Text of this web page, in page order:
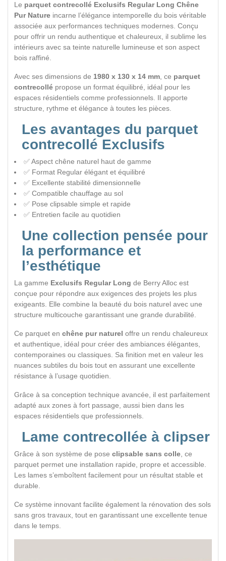
Le parquet contrecollé Exclusifs Regular Long Chêne
Pur Nature incarne l’élégance intemporelle du bois véritable
associée aux performances techniques modernes. Conçu
pour offrir un rendu authentique et chaleureux, il sublime les
intérieurs avec sa teinte naturelle lumineuse et son aspect
bois raffiné.
Avec ses dimensions de 1980 x 130 x 14 mm, ce parquet
contrecollé propose un format équilibré, idéal pour les
espaces résidentiels comme professionnels. Il apporte
structure, rythme et élégance à toutes les pièces.
Les avantages du parquet
contrecollé Exclusifs
✅ Aspect chêne naturel haut de gamme
✅ Format Regular élégant et équilibré
✅ Excellente stabilité dimensionnelle
✅ Compatible chauffage au sol
✅ Pose clipsable simple et rapide
✅ Entretien facile au quotidien
Une collection pensée pour
la performance et
l’esthétique
La gamme Exclusifs Regular Long de Berry Alloc est
conçue pour répondre aux exigences des projets les plus
exigeants. Elle combine la beauté du bois naturel avec une
structure multicouche garantissant une grande durabilité.
Ce parquet en chêne pur naturel offre un rendu chaleureux
et authentique, idéal pour créer des ambiances élégantes,
contemporaines ou classiques. Sa finition met en valeur les
nuances subtiles du bois tout en assurant une excellente
résistance à l’usage quotidien.
Grâce à sa conception technique avancée, il est parfaitement
adapté aux zones à fort passage, aussi bien dans les
espaces résidentiels que professionnels.
Lame contrecollée à clipser
Grâce à son système de pose clipsable sans colle, ce
parquet permet une installation rapide, propre et accessible.
Les lames s’emboîtent facilement pour un résultat stable et
durable.
Ce système innovant facilite également la rénovation des sols
sans gros travaux, tout en garantissant une excellente tenue
dans le temps.